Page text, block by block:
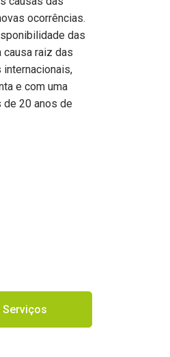
ocorrências.
das
causa raiz das
e com uma
20 anos de